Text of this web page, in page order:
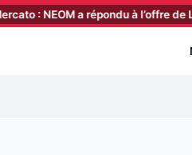
a répondu à l’offre de Lorenzi